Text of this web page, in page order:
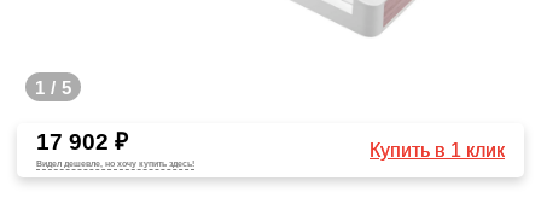
1 / 5
17 902 ₽
Видел дешевле, но хочу купить здесь!
Купить в 1 клик